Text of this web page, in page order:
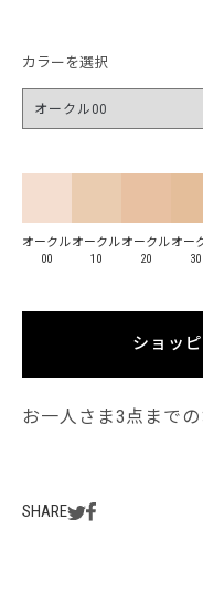
カラーを選択
オークル
00
オークル
10
オークル
20
オー
30
ショッ
お一人さま3点まで
SHARE